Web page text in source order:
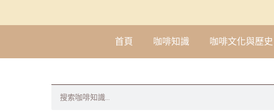
首頁 咖啡知識 咖啡文化與歷史